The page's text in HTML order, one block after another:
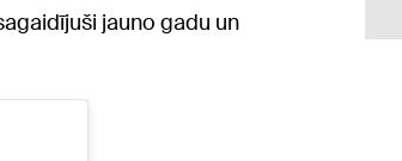
jauno gadu un